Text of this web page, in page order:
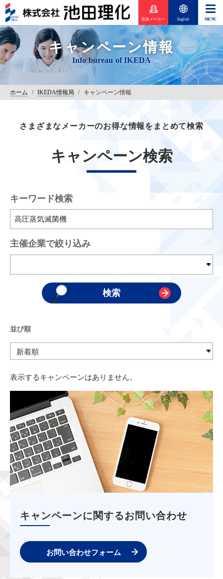
取扱メーカー English
キャンペーン情報
ホーム / IKEDA情報局 / キャンペーン情報
さまざまなメーカーのお得な情報をまとめて検索
キャンペーン検索
キーワード検索
主催企業で絞り込み
並び順
表示するキャンペーンはありません。
キャンペーンに関するお問い合わせ
お問い合わせフォーム